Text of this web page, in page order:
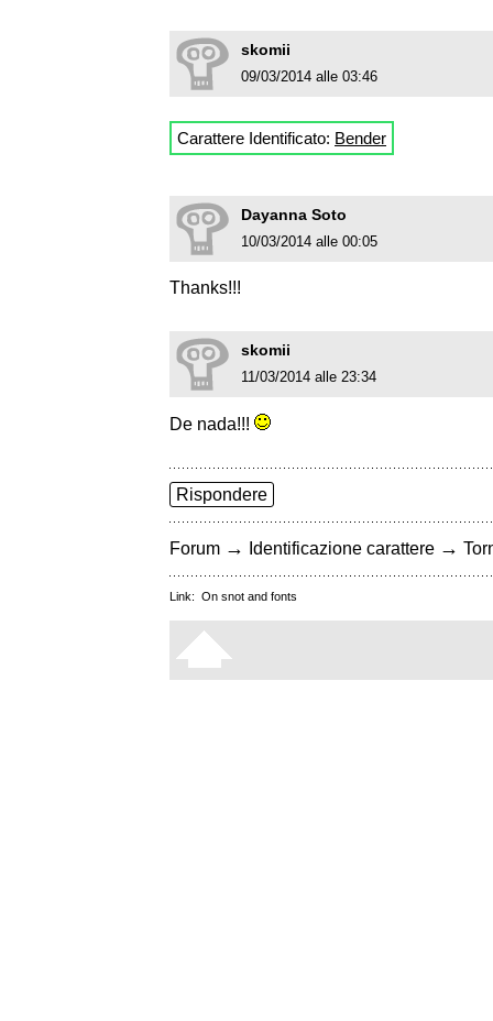
skomii
09/03/2014 alle 03:46
Carattere Identificato: Bender
Dayanna Soto
10/03/2014 alle 00:05
Thanks!!!
skomii
11/03/2014 alle 23:34
De nada!!!
Rispondere
Forum → Identificazione carattere →
Link: On snot and fonts